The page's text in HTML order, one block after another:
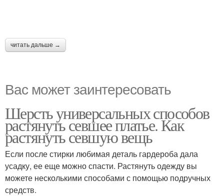
читать дальше →
Вас может заинтересовать
Шерсть универсальных способов
растянуть севшее платье. Как
растянуть севшую вещь
Если после стирки любимая деталь гардероба дала
усадку, ее еще можно спасти. Растянуть одежду вы
можете несколькими способами с помощью подручных
средств.